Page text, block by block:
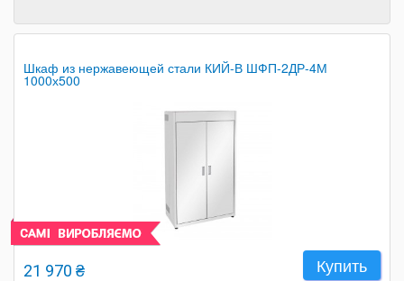
Шкаф из нержавеющей стали КИЙ-В ШФП-2ДР-4М
1000х500
Купить
21 970 ₴